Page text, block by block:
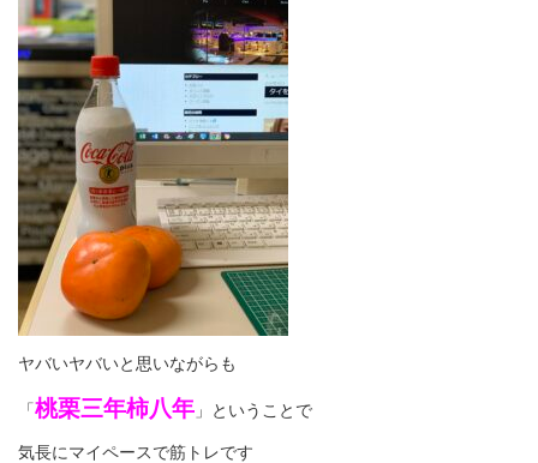
ヤバいヤバいと思いながらも
「桃栗三年柿八年 」ということで
気長にマイペースで筋トレです